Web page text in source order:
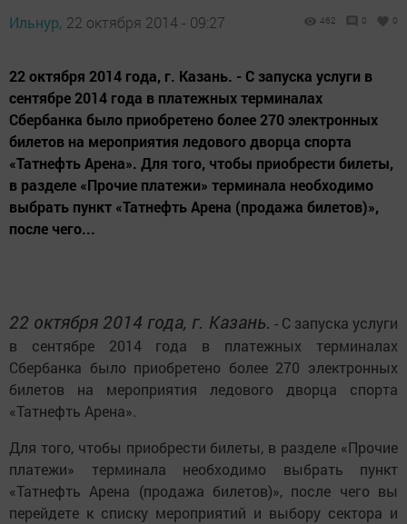
Ильнур, 22 октября 2014 - 09:27 462 0 0
22 октября 2014 года, г. Казань. - С запуска услуги в
сентябре 2014 года в платежных терминалах
Сбербанка было приобретено более 270 электронных
билетов на мероприятия ледового дворца спорта
«Татнефть Арена». Для того, чтобы приобрести билеты,
в разделе «Прочие платежи» терминала необходимо
выбрать пункт «Татнефть Арена (продажа билетов)»,
после чего...
22 октября 2014 года, г. Казань. - С запуска услуги
в сентябре 2014 года в платежных терминалах
Сбербанка было приобретено более 270 электронных
билетов на мероприятия ледового дворца спорта
«Татнефть Арена».
Для того, чтобы приобрести билеты, в разделе «Прочие
платежи» терминала необходимо выбрать пункт
«Татнефть Арена (продажа билетов)», после чего вы
перейдете к списку мероприятий и выбору сектора и